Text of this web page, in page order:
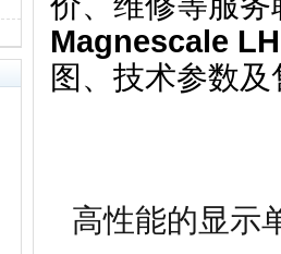
Magnescale
图、技术参数
高性能的显示